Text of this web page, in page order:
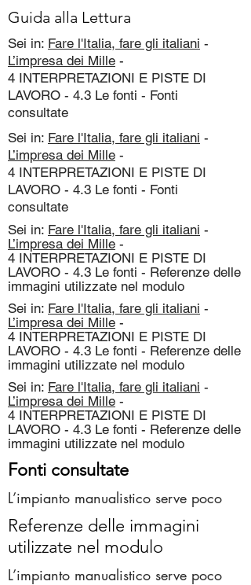
Guida alla Lettura
Sei in: Fare l'Italia, fare gli italiani -
L’impresa dei Mille -
4 INTERPRETAZIONI E PISTE DI
LAVORO - 4.3 Le fonti - Fonti
consultate
Sei in: Fare l'Italia, fare gli italiani -
L’impresa dei Mille -
4 INTERPRETAZIONI E PISTE DI
LAVORO - 4.3 Le fonti - Fonti
consultate
Sei in: Fare l'Italia, fare gli italiani -
L’impresa dei Mille -
4 INTERPRETAZIONI E PISTE DI
LAVORO - 4.3 Le fonti - Referenze delle
immagini utilizzate nel modulo
Sei in: Fare l'Italia, fare gli italiani -
L’impresa dei Mille -
4 INTERPRETAZIONI E PISTE DI
LAVORO - 4.3 Le fonti - Referenze delle
immagini utilizzate nel modulo
Sei in: Fare l'Italia, fare gli italiani -
L’impresa dei Mille -
4 INTERPRETAZIONI E PISTE DI
LAVORO - 4.3 Le fonti - Referenze delle
immagini utilizzate nel modulo
Fonti consultate
L’impianto manualistico serve poco
Referenze delle immagini
utilizzate nel modulo
L’impianto manualistico serve poco